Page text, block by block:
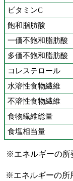
ビタミンC
飽和脂肪酸
一価不飽和脂肪酸
多価不飽和脂肪酸
コレステロール
水溶性食物繊維
不溶性食物繊維
食物繊維総量
食塩相当量
※エネルギーの所
※エネルギーの所